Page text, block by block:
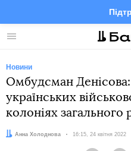
Меню
Новини
Омбудсман
українських
колоніях
Автор:
Анна Холоднова Дата:
16:15, 24 квітня 2022